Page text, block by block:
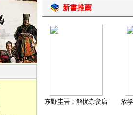
新書推薦
东野圭吾：解忧杂货店 放